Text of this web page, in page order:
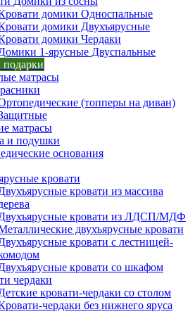
домики Односпальные
домики Двухъярусные
домики Чердаки
1-ярусные Двуспальные
подарки
матрасы
(топперы на диван)
матрасы
и подушки
основания
кровати
кровати из массива
кровати из ЛДСП/МДФ
двухъярусные кровати
кровати с лестницей-
кровати со шкафом
чердаки
кровати-чердаки со столом
чердаки без нижнего яруса